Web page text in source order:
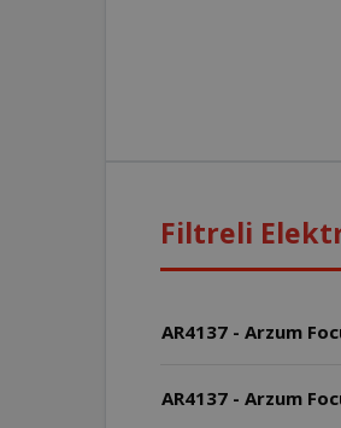
Filtreli
AR4137 - Arzum
AR4137 - Arzum